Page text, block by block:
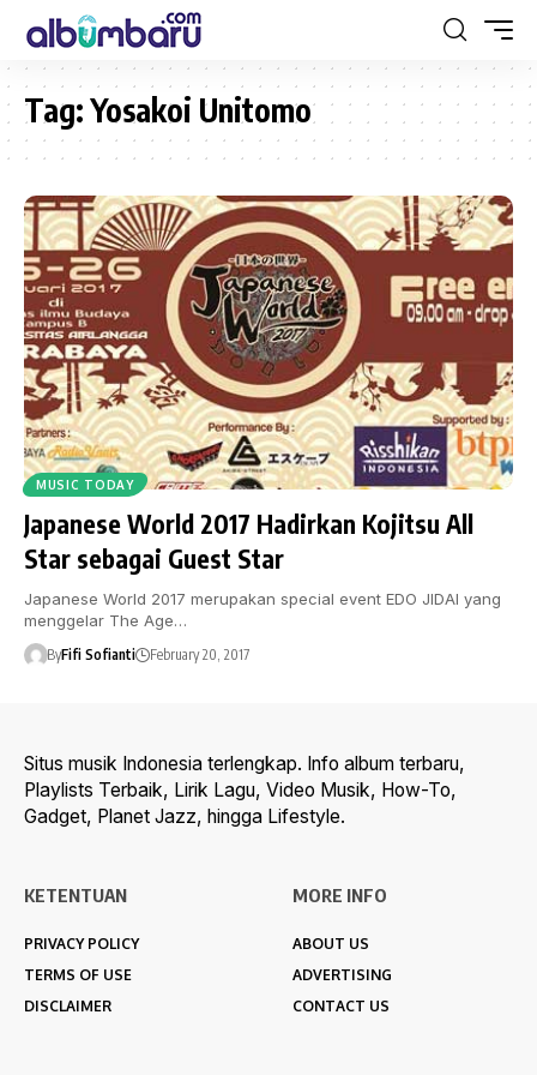
Tag:Yosakoi Unitomo
MUSIC TODAY
Japanese World 2017 Hadirkan Kojitsu All
Star sebagai Guest Star
Japanese World 2017 merupakan special event EDO JIDAI yang
menggelar The Age…
ByFifi Sofianti February 20, 2017
Situs musik Indonesia terlengkap. Info album terbaru,
Playlists Terbaik, Lirik Lagu, Video Musik, How-To,
Gadget, Planet Jazz, hingga Lifestyle.
KETENTUAN
PRIVACY POLICY
TERMS OF USE
DISCLAIMER
MORE INFO
ABOUT US
ADVERTISING
CONTACT US